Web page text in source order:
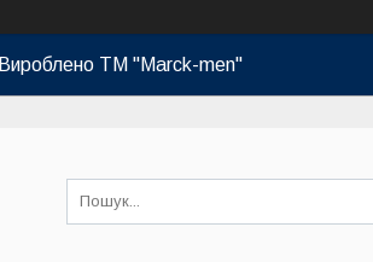
Вироблено ТМ "Marck-men"